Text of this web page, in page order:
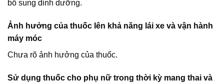
bổ sung dinh dưỡng.
Ảnh hưởng của thuốc lên khả năng lái xe và vận hành
máy móc
Chưa rõ ảnh hưởng của thuốc.
Sử dụng thuốc cho phụ nữ trong thời kỳ mang thai và